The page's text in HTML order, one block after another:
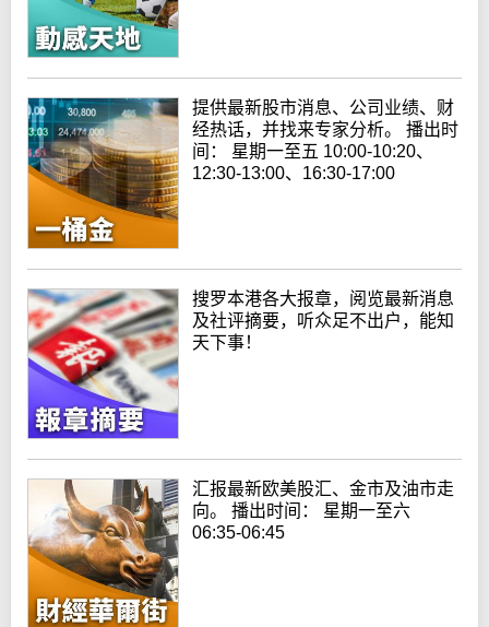
提供最新股市消息、公司业绩、财
经热话，并找来专家分析。 播出时
间： 星期一至五 10:00-10:20、
12:30-13:00、16:30-17:00
搜罗本港各大报章，阅览最新消息
及社评摘要，听众足不出户，能知
天下事！
汇报最新欧美股汇、金市及油市走
向。 播出时间： 星期一至六
06:35-06:45